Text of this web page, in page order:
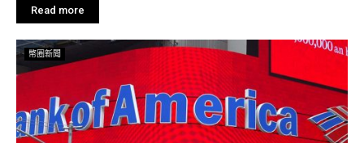
Read more
幣圈新聞